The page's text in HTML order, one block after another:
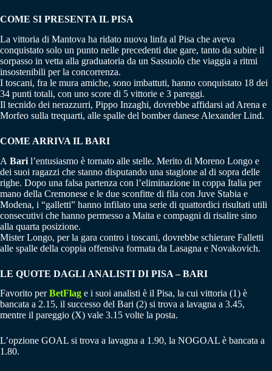
COME SI PRESENTA IL PISA
La vittoria di Mantova ha ridato nuova linfa al Pisa che aveva
conquistato solo un punto nelle precedenti due gare, tanto da subire il
sorpasso in vetta alla graduatoria da un Sassuolo che viaggia a ritmi
insostenibili per la concorrenza.
I toscani, fra le mura amiche, sono imbattuti, hanno conquistato 18 dei
34 punti totali, con uno score di 5 vittorie e 3 pareggi.
Il tecnido dei nerazzurri, Pippo Inzaghi, dovrebbe affidarsi ad Arena e
Morfeo sulla trequarti, alle spalle del bomber danese Alexander Lind.
COME ARRIVA IL BARI
A Bari l’entusiasmo è tornato alle stelle. Merito di Moreno Longo e
dei suoi ragazzi che stanno disputando una stagione al di sopra delle
righe. Dopo una falsa partenza con l’eliminazione in coppa Italia per
mano della Cremonese e le due sconfitte di fila con Juve Stabia e
Modena, i “galletti” hanno infilato una serie di quattordici risultati utili
consecutivi che hanno permesso a Maita e compagni di risalire sino
alla quarta posizione.
Mister Longo, per la gara contro i toscani, dovrebbe schierare Falletti
alle spalle della coppia offensiva formata da Lasagna e Novakovich.
LE QUOTE DAGLI ANALISTI DI PISA – BARI
Favorito perBetFlag e i suoi analisti è il Pisa, la cui vittoria (1) è
bancata a 2.15, il successo del Bari (2) si trova a lavagna a 3.45,
mentre il pareggio (X) vale 3.15 volte la posta.
L’opzione GOAL si trova a lavagna a 1.90, la NOGOAL è bancata a
1.80.